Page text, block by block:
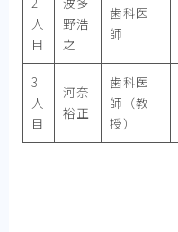
人
目
野浩
之
歯科医
師
3
人
目
河奈
裕正
歯科医
師（教
授）